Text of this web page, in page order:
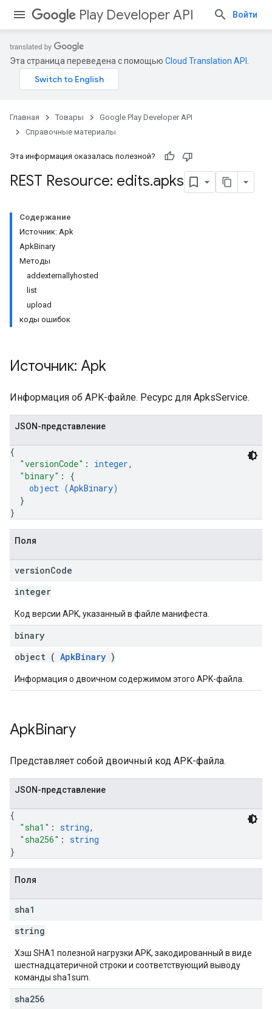
Play Developer API Войти
Эта страница переведена с помощью Cloud Translation API
Главная Товары
Google Play Developer API
Справочные материалы
Эта информация оказалась полезной?
REST Resource: edits.apks
Содержание
Источник: Apk
ApkBinary
Методы
addexternallyhosted
list
upload
коды ошибок
Источник: Apk
Информация об APK-файле. Ресурс для ApksService.
JSON-представление
{
"versionCode" : integer,
"binary" : {
object (ApkBinary)
}
}
Поля
versionCode
integer
Код версии APK, указанный в файле манифеста.
binary
object ( ApkBinary )
Информация о двоичном содержимом этого APK-файла.
ApkBinary
Представляет собой двоичный код APK-файла.
JSON-представление
{
"sha1" : string,
"sha256" : string
}
Поля
sha1
string
Хэш SHA1 полезной нагрузки APK, закодированный в виде
шестнадцатеричной строки и соответствующий выводу
команды sha1sum.
sha256